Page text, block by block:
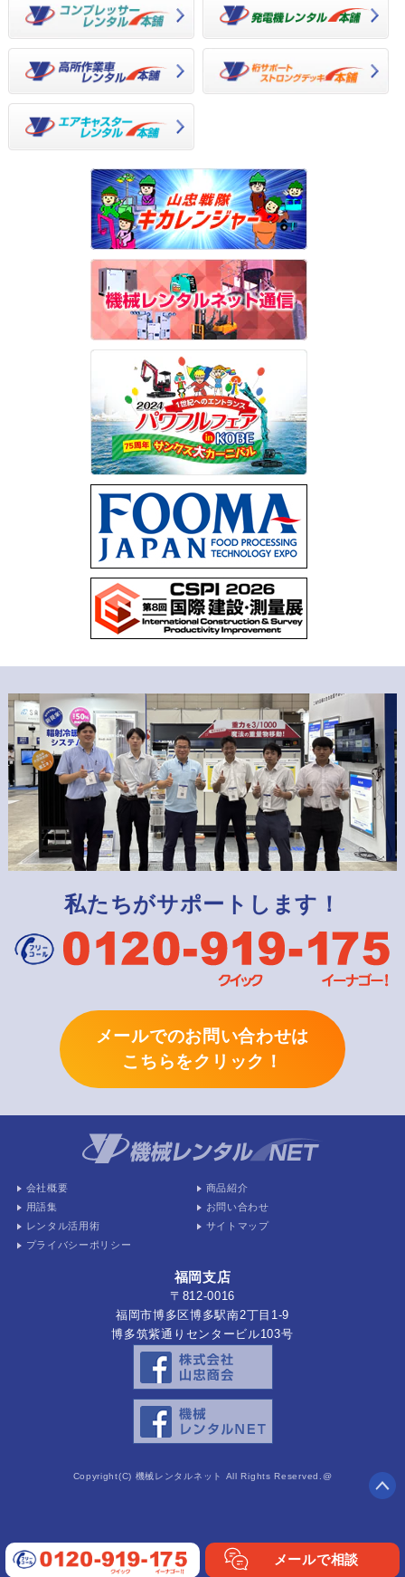
私たちがサポートします！
メールでのお問い合わせは
こちらをクリック！
会社概要
商品紹介
用語集
お問い合わせ
レンタル活用術
サイトマップ
プライバシーポリシー
福岡支店
〒812-0016
福岡市博多区博多駅南2丁目1-9
博多筑紫通りセンタービル103号
Copyright(C) 機械レンタルネット All Rights Reserved.@
メールで相談